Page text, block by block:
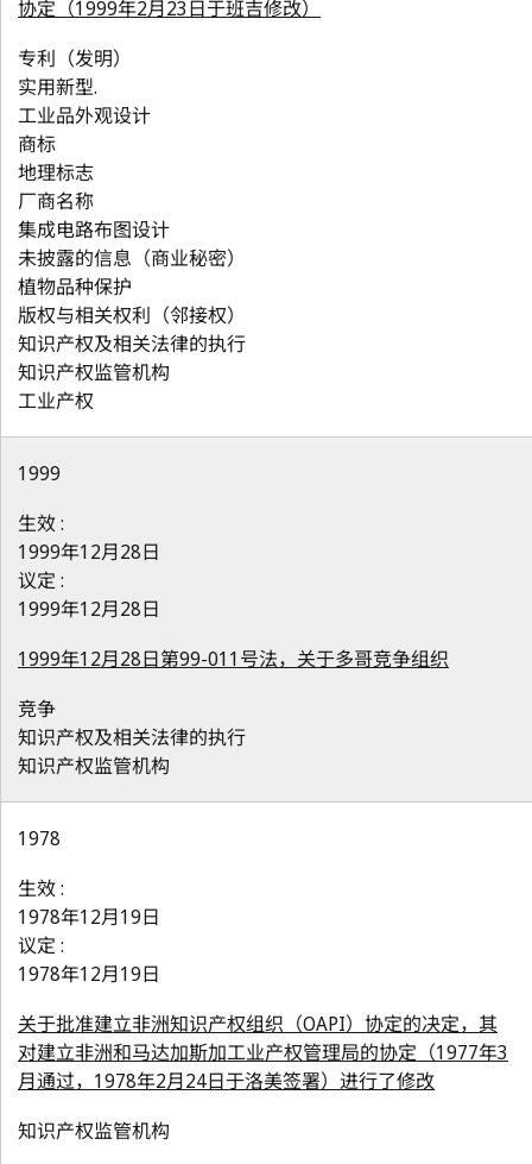
协定（1999年2月23日于班吉修改）
专利（发明）
实用新型.
工业品外观设计
商标
地理标志
厂商名称
集成电路布图设计
未披露的信息（商业秘密）
植物品种保护
版权与相关权利（邻接权）
知识产权及相关法律的执行
知识产权监管机构
工业产权
1999
生效 :
1999年12月28日
议定 :
1999年12月28日
1999年12月28日第99-011号法，关于多哥竞争组织
竞争
知识产权及相关法律的执行
知识产权监管机构
1978
生效 :
1978年12月19日
议定 :
1978年12月19日
关于批准建立非洲知识产权组织（OAPI）协定的决定，其
对建立非洲和马达加斯加工业产权管理局的协定（1977年3
月通过，1978年2月24日于洛美签署）进行了修改
知识产权监管机构